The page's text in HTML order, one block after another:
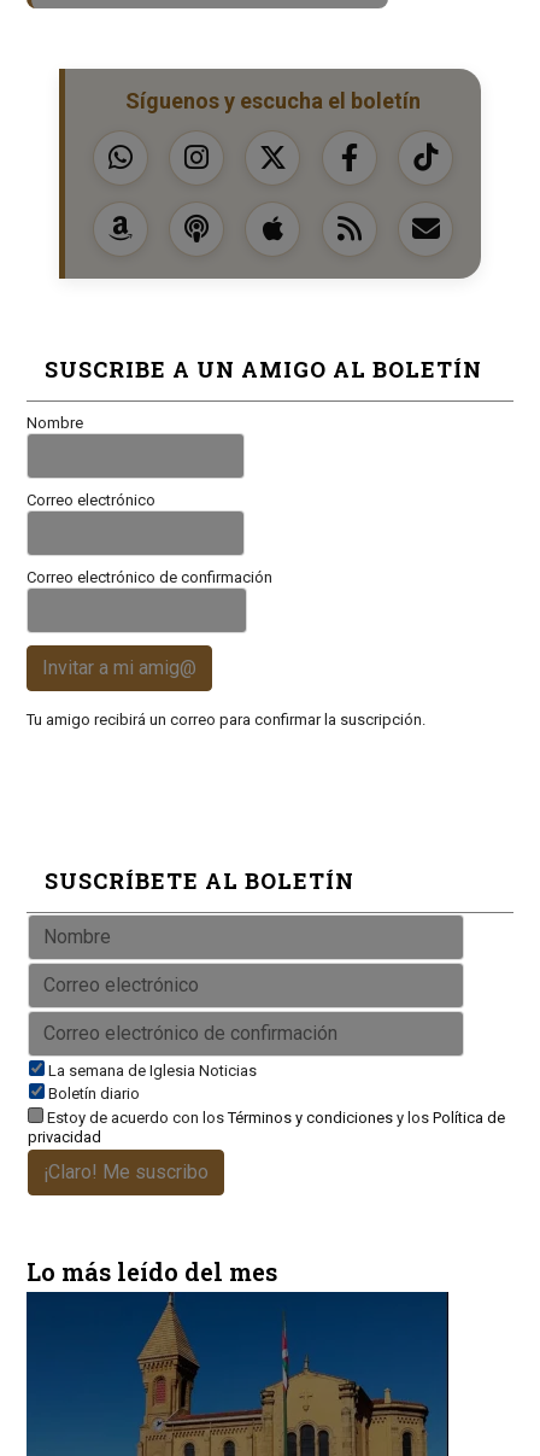
Síguenos y escucha el boletín
SUSCRIBE A UN AMIGO AL BOLETÍN
Nombre
Correo electrónico
Correo electrónico de confirmación
Invitar a mi amig@
Tu amigo recibirá un correo para confirmar la suscripción.
SUSCRÍBETE AL BOLETÍN
La semana de Iglesia Noticias
Boletín diario
Estoy de acuerdo con losTérminos y condicionesy los Política de
privacidad
¡Claro! Me suscribo
Lo más leído del mes